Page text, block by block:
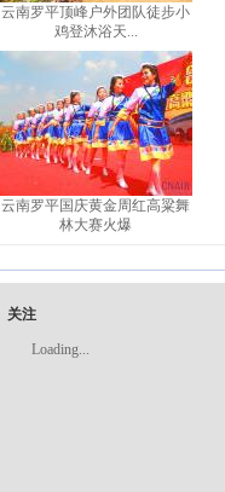
云南罗平顶峰户外团队徒步小
鸡登沐浴天...
云南罗平国庆黄金周红高粱舞
林大赛火爆
关注
Loading...